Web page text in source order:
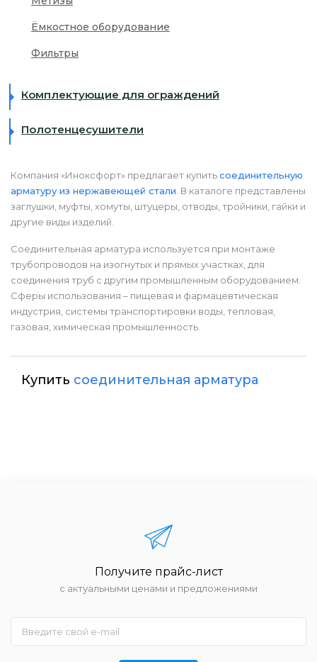
Ёмкостное оборудование
Фильтры
Комплектующие для ограждений
Полотенцесушители
Компания «Иноксфорт» предлагает купитьсоединительную
арматуру из нержавеющей стали . В каталоге представлены
заглушки, муфты, хомуты, штуцеры, отводы, тройники, гайки и
другие виды изделий.
Соединительная арматура используется при монтаже
трубопроводов на изогнутых и прямых участках, для
соединения труб с другим промышленным оборудованием.
Сферы использования – пищевая и фармацевтическая
индустрия, системы транспортировки воды, тепловая,
газовая, химическая промышленность.
Купить соединительная арматура
Получите прайс-лист
с актуальными ценами и предложениями